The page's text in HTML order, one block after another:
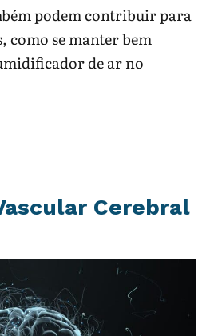
podem contribuir para
como se manter bem
de ar no
Cerebral